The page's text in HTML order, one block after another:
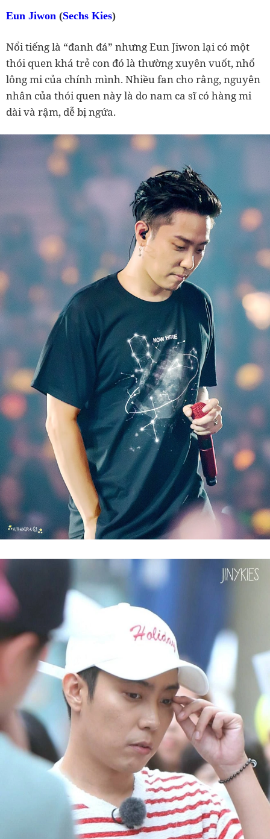
Eun Jiwon (Sechs Kies)
Nổi tiếng là “đanh đá” nhưng Eun Jiwon lại có một
thói quen khá trẻ con đó là thường xuyên vuốt, nhổ
lông mi của chính mình. Nhiều fan cho rằng, nguyên
nhân của thói quen này là do nam ca sĩ có hàng mi
dài và rậm, dễ bị ngứa.